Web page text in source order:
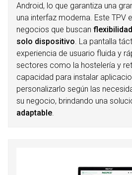
Android, lo que garantiza una
una interfaz moderna. Este TPV
negocios que buscan
solo dispositivo . La pantalla
experiencia de usuario fluida y
sectores como la hostelería y
capacidad para instalar
personalizarlo según las
su negocio, brindando una
adaptable